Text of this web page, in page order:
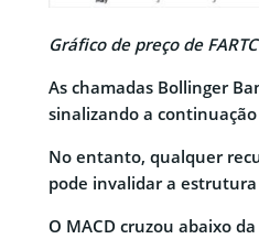
Gráfico de preço de
As chamadas Bollinger
sinalizando a
No entanto, qualquer
pode invalidar a estrutura
O MACD cruzou abaixo